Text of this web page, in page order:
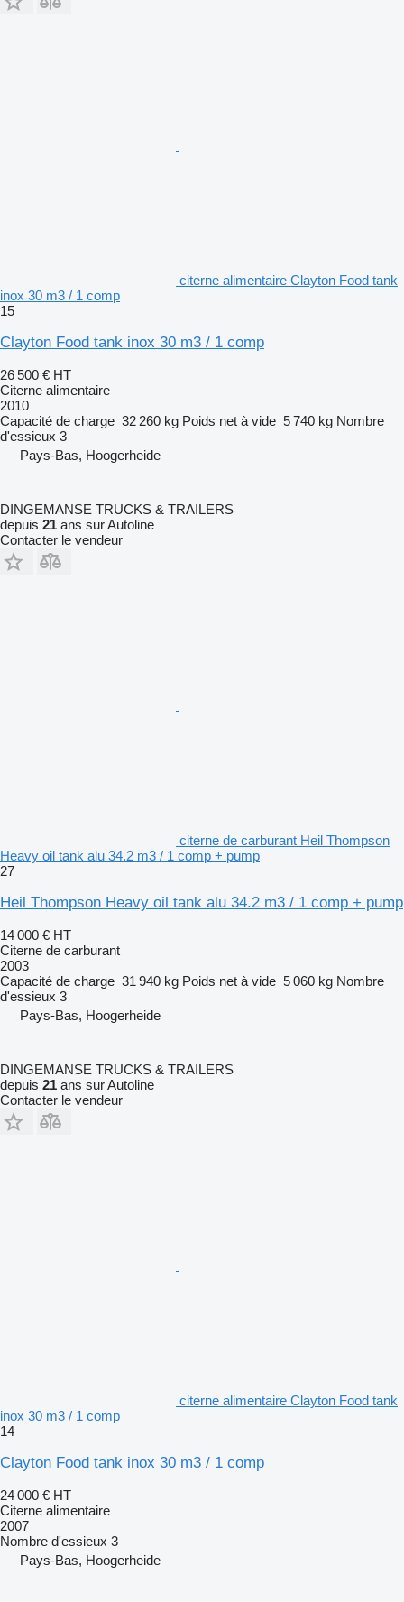
citerne alimentaire Clayton Food tank
inox 30 m3 / 1 comp
15
Clayton Food tank inox 30 m3 / 1 comp
26 500 € HT
Citerne alimentaire
2010
Capacité de charge 32 260 kg Poids net à vide 5 740 kg Nombre
d'essieux 3
Pays-Bas, Hoogerheide
DINGEMANSE TRUCKS & TRAILERS
depuis 21 ans sur Autoline
Contacter le vendeur
citerne de carburant Heil Thompson
Heavy oil tank alu 34.2 m3 / 1 comp + pump
27
Heil Thompson Heavy oil tank alu 34.2 m3 / 1 comp + pump
14 000 € HT
Citerne de carburant
2003
Capacité de charge 31 940 kg Poids net à vide 5 060 kg Nombre
d'essieux 3
Pays-Bas, Hoogerheide
DINGEMANSE TRUCKS & TRAILERS
depuis 21 ans sur Autoline
Contacter le vendeur
citerne alimentaire Clayton Food tank
inox 30 m3 / 1 comp
14
Clayton Food tank inox 30 m3 / 1 comp
24 000 € HT
Citerne alimentaire
2007
Nombre d'essieux 3
Pays-Bas, Hoogerheide